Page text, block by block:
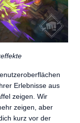
Erlebnisse aus
zeigen. Wir
zeigen, aber
kurz vor der